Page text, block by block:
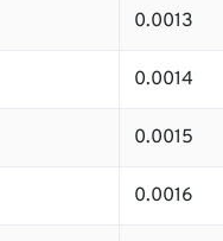
0.0013
0.0014
0.0015
0.0016